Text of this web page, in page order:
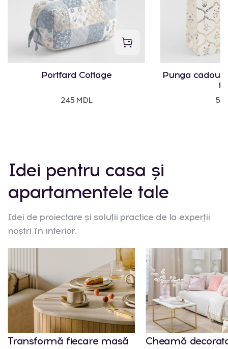
Portfard Cottage
245 MDL
Punga cadou
50
Idei pentru casa și
apartamentele tale
Idei de proiectare și soluții practice de la experții
noștri în interior.
Transformă fiecare masă
Cheamă